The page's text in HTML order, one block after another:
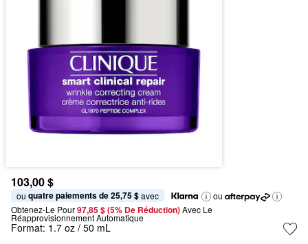
103,00 $
ou quatre paiements de 25,75 $ avec
ou
Obtenez-Le Pour97,85 $ (5% De Réduction) Avec Le
Réapprovisionnement Automatique
Format: 1.7 oz / 50 mL